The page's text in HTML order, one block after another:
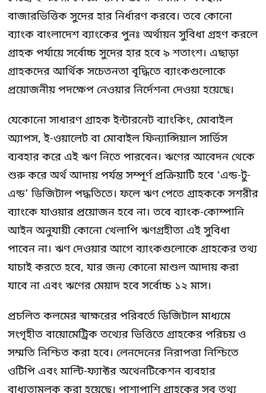
বাজারভিত্তিক সুদের হার নির্ধারণ করবে। তবে কোনো
ব্যাংক বাংলাদেশ ব্যাংকের পুনঃ অর্থায়ন সুবিধা গ্রহণ করলে
গ্রাহক পর্যায়ে সর্বোচ্চ সুদের হার হবে ৯ শতাংশ। এছাড়া
গ্রাহকদের আর্থিক সচেতনতা বৃদ্ধিতে ব্যাংকগুলোকে
প্রয়োজনীয় পদক্ষেপ নেওয়ার নির্দেশনা দেওয়া হয়েছে।
যেকোনো সাধারণ গ্রাহক ইন্টারনেট ব্যাংকিং, মোবাইল
অ্যাপস, ই-ওয়ালেট বা মোবাইল ফিন্যান্সিয়াল সার্ভিস
ব্যবহার করে এই ঋণ নিতে পারবেন। ঋণের আবেদন থেকে
শুরু করে অর্থ আদায় পর্যন্ত সম্পূর্ণ প্রক্রিয়াটি হবে ‘এন্ড-টু-
এন্ড’ ডিজিটাল পদ্ধতিতে। ফলে ঋণ পেতে গ্রাহককে সশরীর
ব্যাংকে যাওয়ার প্রয়োজন হবে না। তবে ব্যাংক-কোম্পানি
আইন অনুযায়ী কোনো খেলাপি ঋণগ্রহীতা এই সুবিধা
পাবেন না। ঋণ দেওয়ার আগে ব্যাংকগুলোকে গ্রাহকের তথ্য
যাচাই করতে হবে, যার জন্য কোনো মাশুল আদায় করা
যাবে না এবং ঋণের মেয়াদ হবে সর্বোচ্চ ১২ মাস।
প্রচলিত কলমের স্বাক্ষরের পরিবর্তে ডিজিটাল মাধ্যমে
সংগৃহীত বায়োমেট্রিক তথ্যের ভিত্তিতে গ্রাহকের পরিচয় ও
সম্মতি নিশ্চিত করা হবে। লেনদেনের নিরাপত্তা নিশ্চিতে
ওটিপি এবং মাল্টি-ফ্যাক্টর অথেনটিকেশন ব্যবহার
বাধ্যতামূলক করা হয়েছে। পাশাপাশি গ্রাহকের সব তথ্য